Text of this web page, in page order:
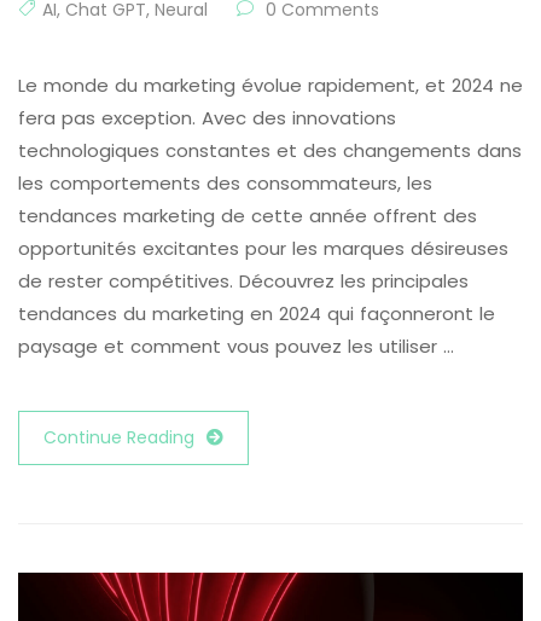
AI, Chat GPT, Neural 0 Comments
Le monde du marketing évolue rapidement, et 2024 ne
fera pas exception. Avec des innovations
technologiques constantes et des changements dans
les comportements des consommateurs, les
tendances marketing de cette année offrent des
opportunités excitantes pour les marques désireuses
de rester compétitives. Découvrez les principales
tendances du marketing en 2024 qui façonneront le
paysage et comment vous pouvez les utiliser …
Continue Reading